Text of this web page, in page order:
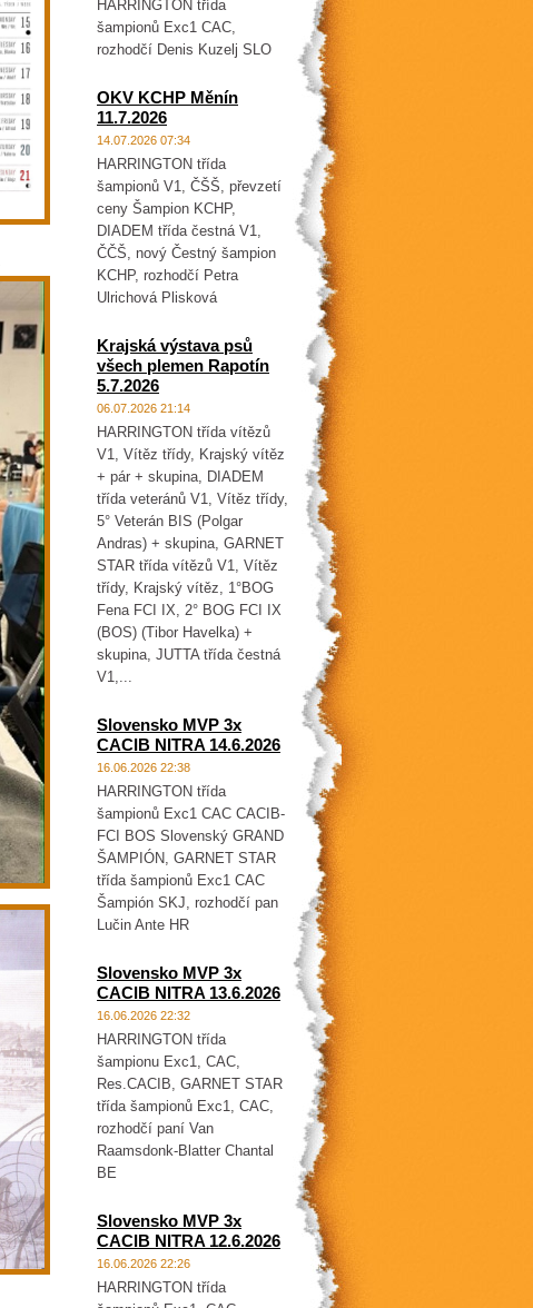
HARRINGTON třída
šampionů Exc1 CAC,
rozhodčí Denis Kuzelj SLO
OKV KCHP Měnín
11.7.2026
14.07.2026 07:34
HARRINGTON třída
šampionů V1, ČŠŠ, převzetí
ceny Šampion KCHP,
DIADEM třída čestná V1,
ČČŠ, nový Čestný šampion
KCHP, rozhodčí Petra
Ulrichová Plisková
Krajská výstava psů
všech plemen Rapotín
5.7.2026
06.07.2026 21:14
HARRINGTON třída vítězů
V1, Vítěz třídy, Krajský vítěz
+ pár + skupina, DIADEM
třída veteránů V1, Vítěz třídy,
5° Veterán BIS (Polgar
Andras) + skupina, GARNET
STAR třída vítězů V1, Vítěz
třídy, Krajský vítěz, 1°BOG
Fena FCI IX, 2° BOG FCI IX
(BOS) (Tibor Havelka) +
skupina, JUTTA třída čestná
V1,...
Slovensko MVP 3x
CACIB NITRA 14.6.2026
16.06.2026 22:38
HARRINGTON třída
šampionů Exc1 CAC CACIB-
FCI BOS Slovenský GRAND
ŠAMPIÓN, GARNET STAR
třída šampionů Exc1 CAC
Šampión SKJ, rozhodčí pan
Lučin Ante HR
Slovensko MVP 3x
CACIB NITRA 13.6.2026
16.06.2026 22:32
HARRINGTON třída
šampionu Exc1, CAC,
Res.CACIB, GARNET STAR
třída šampionů Exc1, CAC,
rozhodčí paní Van
Raamsdonk-Blatter Chantal
BE
Slovensko MVP 3x
CACIB NITRA 12.6.2026
16.06.2026 22:26
HARRINGTON třída